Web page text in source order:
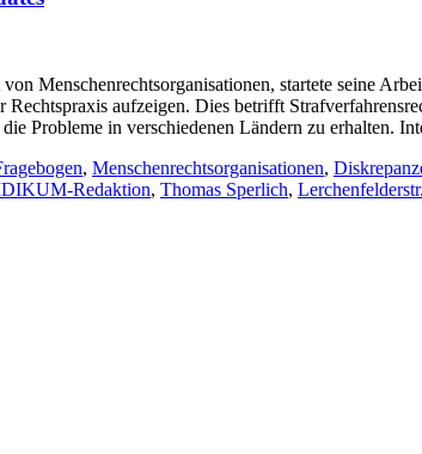
Menschenrechtsorganisationen, startete seine
Rechtspraxis aufzeigen. Dies betrifft
Probleme in verschiedenen Ländern zu erhalten.
, Menschenrechtsorganisationen,
Redaktion, Thomas Sperlich, Lerchenfelderstr.